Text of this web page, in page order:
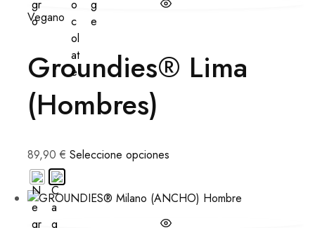
Vegano
Groundies® Lima
(Hombres)
89,90 € Seleccione opciones